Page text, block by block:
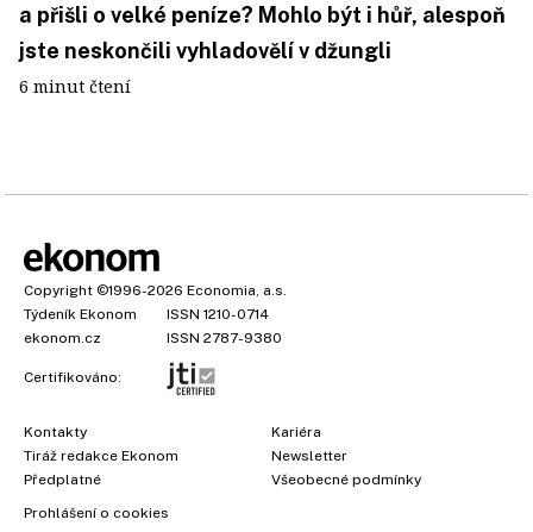
a přišli o velké peníze? Mohlo být i hůř, alespoň
jste neskončili vyhladovělí v džungli
6 minut čtení
Copyright ©1996-2026 Economia, a.s.
Týdeník Ekonom
ISSN 1210-0714
ekonom.cz
ISSN 2787-9380
Certifikováno:
Kontakty
Tiráž redakce Ekonom
Předplatné
Kariéra
Newsletter
Všeobecné podmínky
Prohlášení o cookies